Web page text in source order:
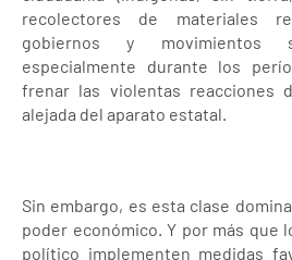
recolectores de materiales
gobiernos y movimientos
especialmente durante los
frenar las violentas reacciones
alejada del aparato estatal.
Sin embargo, es esta clase
poder económico. Y por más que
político implementen medidas